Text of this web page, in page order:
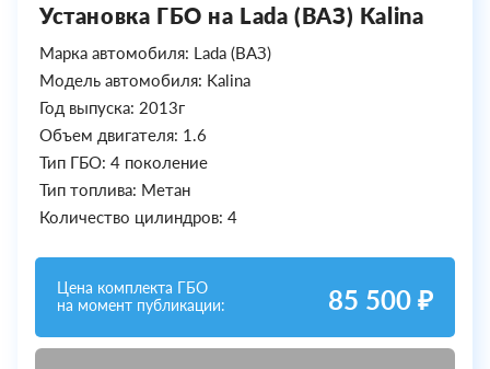
Установка ГБО на Lada (ВАЗ) Kalina
Марка автомобиля: Lada (ВАЗ)
Модель автомобиля: Kalina
Год выпуска: 2013г
Объем двигателя: 1.6
Тип ГБО: 4 поколение
Тип топлива: Метан
Количество цилиндров: 4
Цена комплекта ГБО
на момент публикации:
85 500 ₽